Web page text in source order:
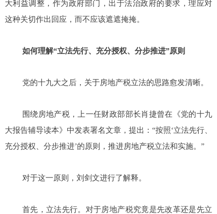
大利益调整，作为政府部门，出于法治政府的要求，理应对
这种关切作出回应，而不应该遮遮掩掩。
如何理解“立法先行、充分授权、分步推进”原则
党的十九大之后，关于房地产税立法的思路愈发清晰。
围绕房地产税，上一任财政部部长肖捷曾在《党的十九
大报告辅导读本》中发表署名文章，提出：“按照‘立法先行、
充分授权、分步推进’的原则，推进房地产税立法和实施。”
对于这一原则，刘剑文进行了解释。
首先，立法先行。对于房地产税究竟是先改革还是先立